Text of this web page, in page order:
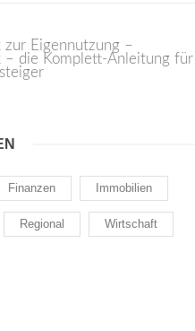
zur Eigennutzung –
– die Komplett-Anleitung für
Finanzen Immobilien
Regional Wirtschaft